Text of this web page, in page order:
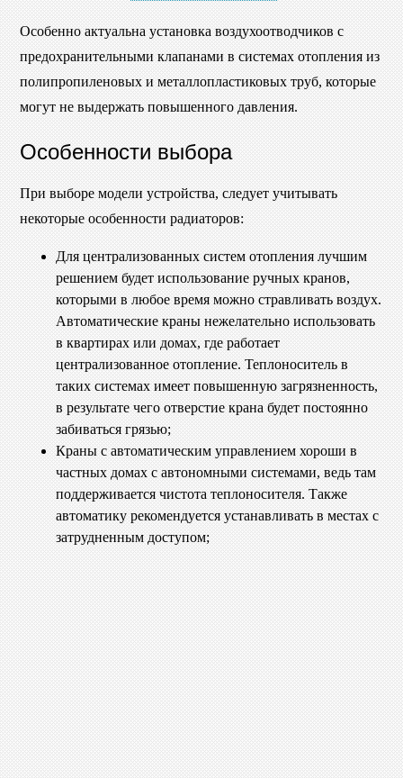
Особенно актуальна установка воздухоотводчиков с
предохранительными клапанами в системах отопления из
полипропиленовых и металлопластиковых труб, которые
могут не выдержать повышенного давления.
Особенности выбора
При выборе модели устройства, следует учитывать
некоторые особенности радиаторов:
Для централизованных систем отопления лучшим
решением будет использование ручных кранов,
которыми в любое время можно стравливать воздух.
Автоматические краны нежелательно использовать
в квартирах или домах, где работает
централизованное отопление. Теплоноситель в
таких системах имеет повышенную загрязненность,
в результате чего отверстие крана будет постоянно
забиваться грязью;
Краны с автоматическим управлением хороши в
частных домах с автономными системами, ведь там
поддерживается чистота теплоносителя. Также
автоматику рекомендуется устанавливать в местах с
затрудненным доступом;